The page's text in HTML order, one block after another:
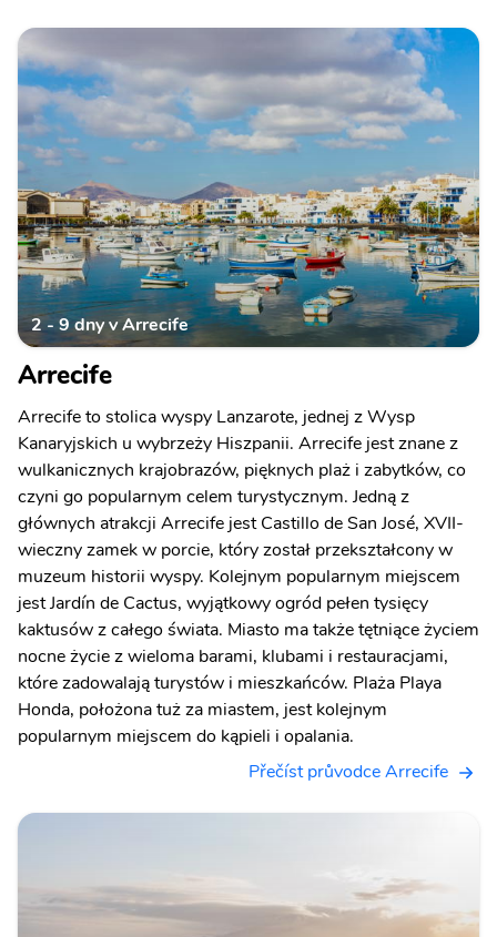
2 - 9 dny v Arrecife
Arrecife
Arrecife to stolica wyspy Lanzarote, jednej z Wysp
Kanaryjskich u wybrzeży Hiszpanii. Arrecife jest znane z
wulkanicznych krajobrazów, pięknych plaż i zabytków, co
czyni go popularnym celem turystycznym. Jedną z
głównych atrakcji Arrecife jest Castillo de San José, XVII-
wieczny zamek w porcie, który został przekształcony w
muzeum historii wyspy. Kolejnym popularnym miejscem
jest Jardín de Cactus, wyjątkowy ogród pełen tysięcy
kaktusów z całego świata. Miasto ma także tętniące życiem
nocne życie z wieloma barami, klubami i restauracjami,
które zadowalają turystów i mieszkańców. Plaża Playa
Honda, położona tuż za miastem, jest kolejnym
popularnym miejscem do kąpieli i opalania.
Přečíst průvodce Arrecife